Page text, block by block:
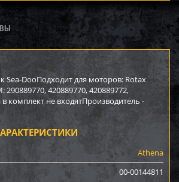
Sea-DooПодходит для моторов: Rotax
290889770, 420889770, 420889772,
комплект не входятПроизводитель -
Athena
00-00144811